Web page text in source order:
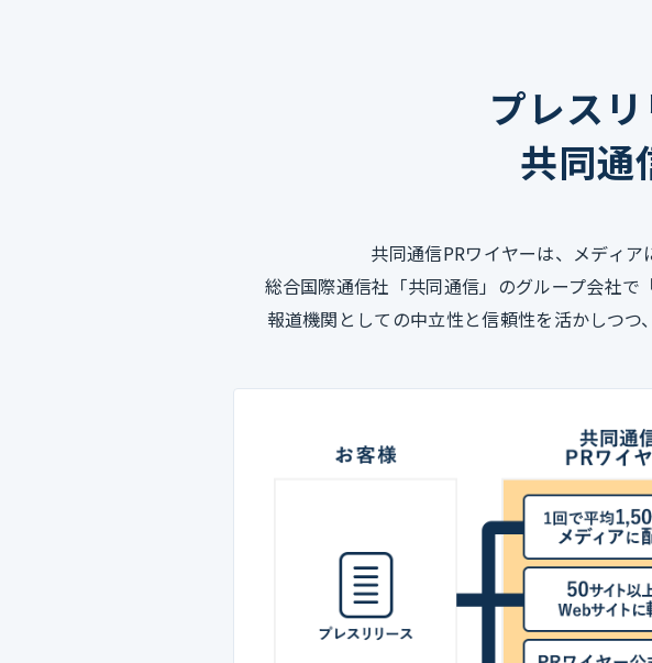
プレス
共同通
共同通信PRワイヤーは、メディア
総合国際通信社「共同通信」のグループ会社で
報道機関としての中立性と信頼性を活かしつつ